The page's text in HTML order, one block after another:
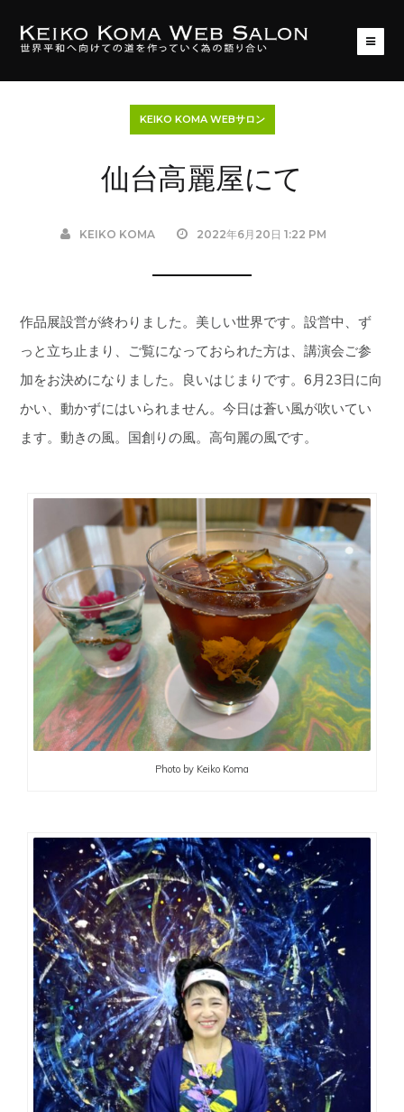
KEIKO KOMA WEBサロン
仙台高麗屋にて
KEIKO KOMA 2022年6月20日 1:22 PM
作品展設営が終わりました。美しい世界です。設営中、ず
っと立ち止まり、ご覧になっておられた方は、講演会ご参
加をお決めになりました。良いはじまりです。6月23日に向
かい、動かずにはいられません。今日は蒼い風が吹いてい
ます。動きの風。国創りの風。高句麗の風です。
Photo by Keiko Koma